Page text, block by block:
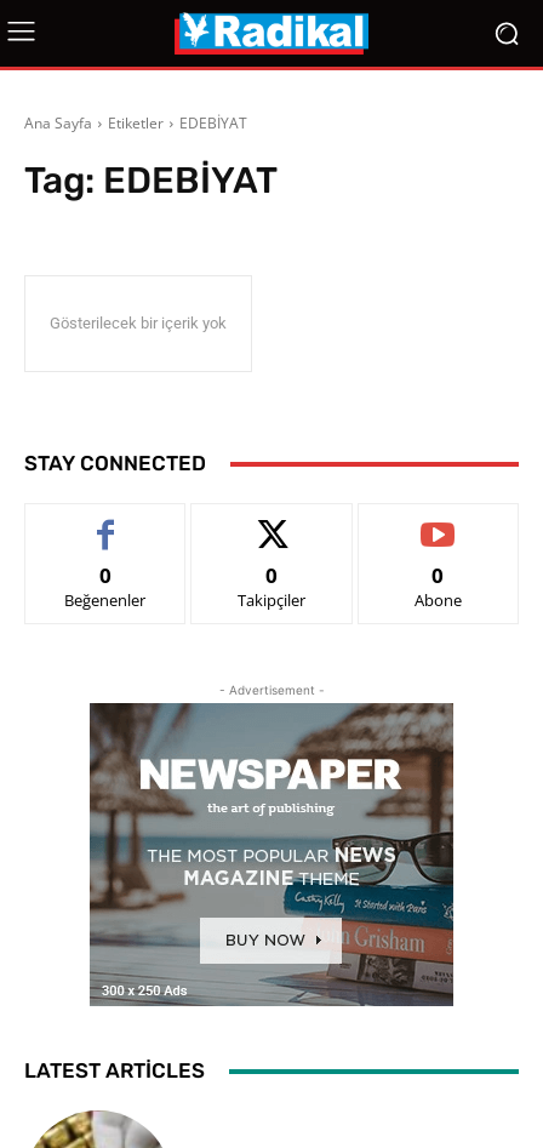
Ana Sayfa Etiketler EDEBİYAT
Tag: EDEBİYAT
Gösterilecek bir içerik yok
STAY CONNECTED
0
Beğenenler
0
Takipçiler
0
Abone
- Advertisement -
LATEST ARTICLES